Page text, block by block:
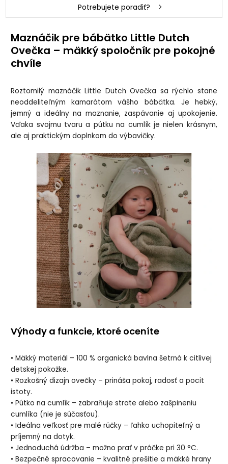
Potrebujete poradiť?
Maznáčik pre bábätko Little Dutch
Ovečka – mäkký spoločník pre pokojné
chvíle
Roztomilý maznáčik Little Dutch Ovečka sa rýchlo stane
neoddeliteľným kamarátom vášho bábätka. Je hebký,
jemný a ideálny na maznanie, zaspávanie aj upokojenie.
Vďaka svojmu tvaru a pútku na cumlík je nielen krásnym,
ale aj praktickým doplnkom do výbavičky.
Výhody a funkcie, ktoré oceníte
• Mäkký materiál – 100 % organická bavlna šetrná k citlivej
detskej pokožke.
• Rozkošný dizajn ovečky – prináša pokoj, radosť a pocit
istoty.
• Pútko na cumlík – zabraňuje strate alebo zašpineniu
cumlíka (nie je súčasťou).
• Ideálna veľkosť pre malé rúčky – ľahko uchopiteľný a
príjemný na dotyk.
• Jednoduchá údržba – možno prať v práčke pri 30 °C.
• Bezpečné spracovanie – kvalitné prešitie a mäkké hrany